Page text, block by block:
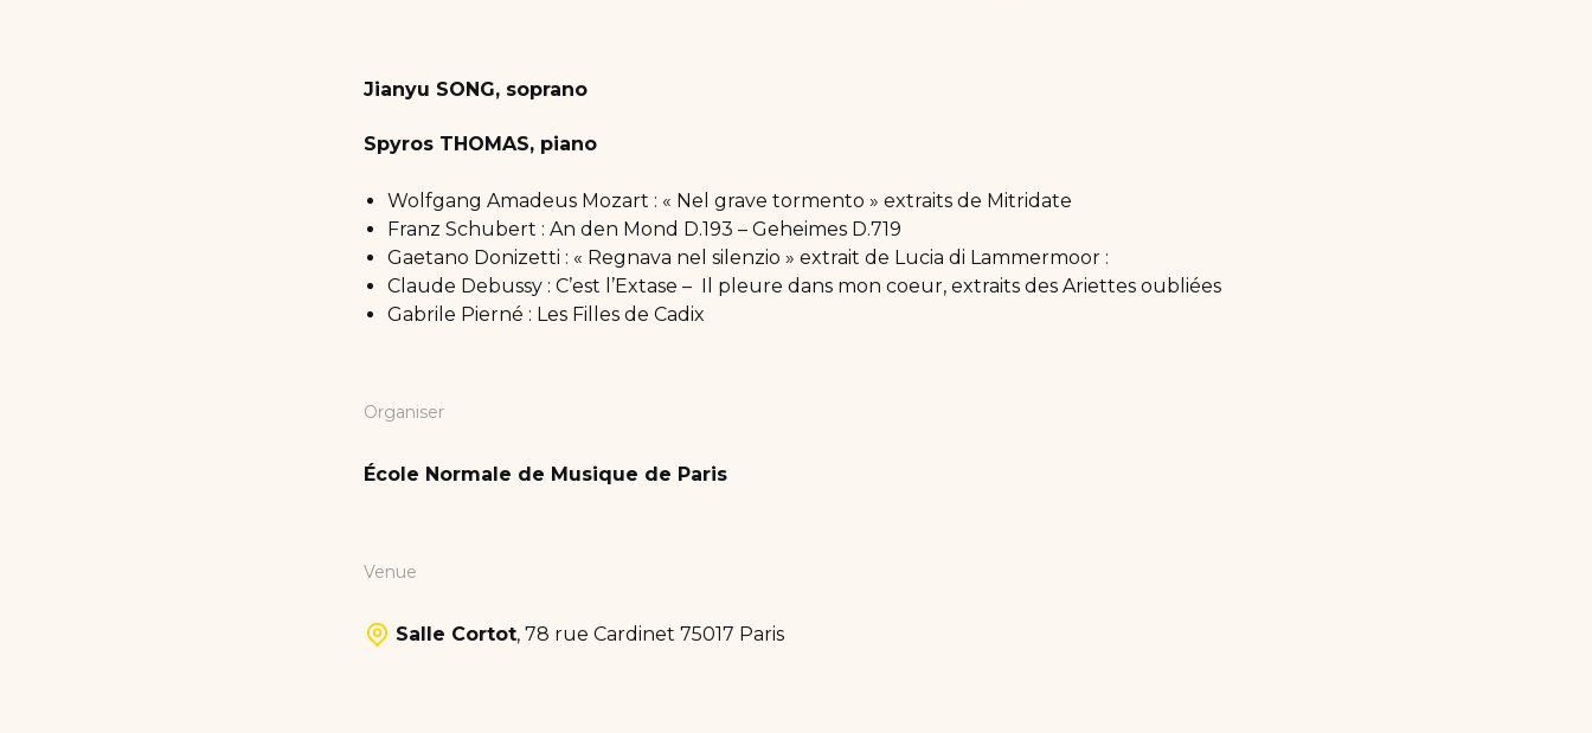
Jianyu SONG, soprano
Spyros THOMAS, piano
Wolfgang Amadeus Mozart : « Nel grave tormento » extraits de Mitridate
Franz Schubert : An den Mond D.193 – Geheimes D.719
Gaetano Donizetti : « Regnava nel silenzio » extrait de Lucia di Lammermoor :
Claude Debussy : C’est l’Extase – Il pleure dans mon coeur, extraits des Ariettes oubliées
Gabrile Pierné : Les Filles de Cadix
Organiser
École Normale de Musique de Paris
Venue
Salle Cortot, 78 rue Cardinet 75017 Paris